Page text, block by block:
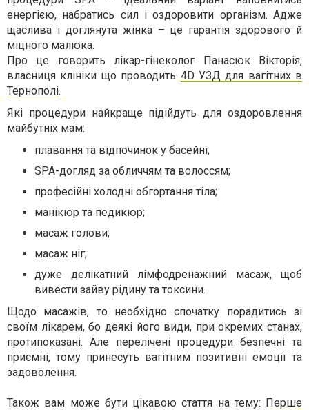
енергією, набратись сил і оздоровити організм. Адже
щаслива і доглянута жінка – це гарантія здорового й
міцного малюка.
Про це говорить лікар-гінеколог Панасюк Вікторія,
власниця клініки що проводить 4D УЗД для вагітних в
Тернополі.
Які процедури найкраще підійдуть для оздоровлення
майбутніх мам:
плавання та відпочинок у басейні;
SPA-догляд за обличчям та волоссям;
професійні холодні обгортання тіла;
манікюр та педикюр;
масаж голови;
масаж ніг;
дуже делікатний лімфодренажний масаж, щоб
вивести зайву рідину та токсини.
Щодо масажів, то необхідно спочатку порадитись зі
своїм лікарем, бо деякі його види, при окремих станах,
протипоказані. Але перелічені процедури безпечні та
приємні, тому принесуть вагітним позитивні емоції та
задоволення.
Також вам може бути цікавою стаття на тему: Перше